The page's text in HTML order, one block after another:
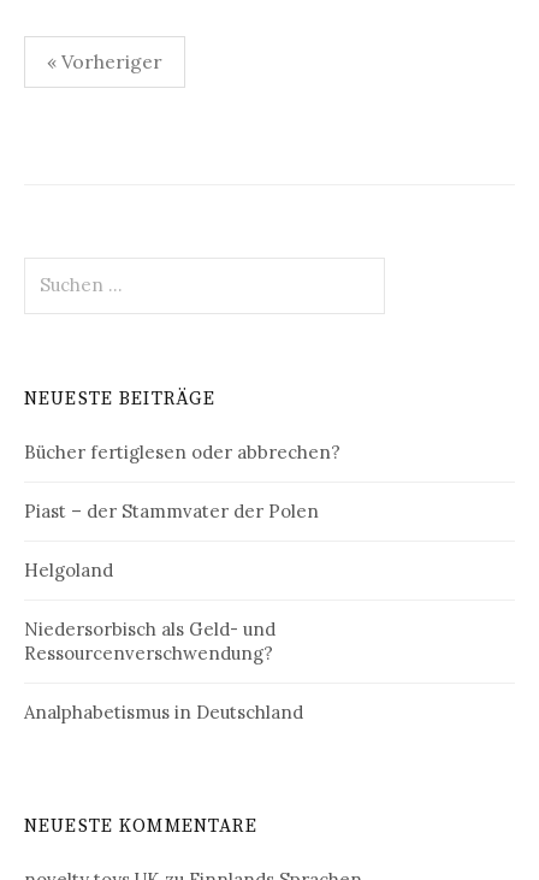
Seitennummerierung
der
« Vorheriger
nach:
NEUESTE BEITRÄGE
Bücher fertiglesen oder abbrechen?
Piast – der Stammvater der Polen
Helgoland
Niedersorbisch als Geld- und
Ressourcenverschwendung?
Analphabetismus in Deutschland
NEUESTE KOMMENTARE